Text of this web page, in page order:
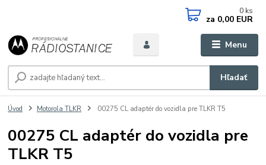
Menu
Hľadať
0 ks
za 0,00 EUR
Úvod Motorola TLKR 00275 CL adaptér do vozidla pre TLKR T5
00275 CL adaptér do vozidla pre
TLKR T5